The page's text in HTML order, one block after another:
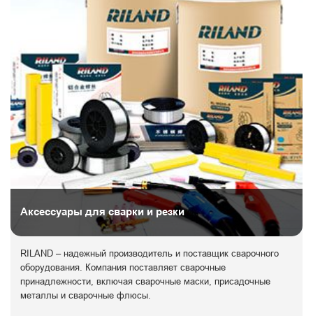
Аксессуары для сварки и резки
RILAND – надежный производитель и поставщик сварочного
оборудования. Компания поставляет сварочные
принадлежности, включая сварочные маски, присадочные
металлы и сварочные флюсы.